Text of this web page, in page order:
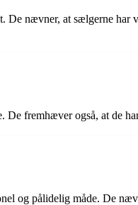
nævner, at sælgerne har
fremhæver også, at de
og pålidelig måde. De